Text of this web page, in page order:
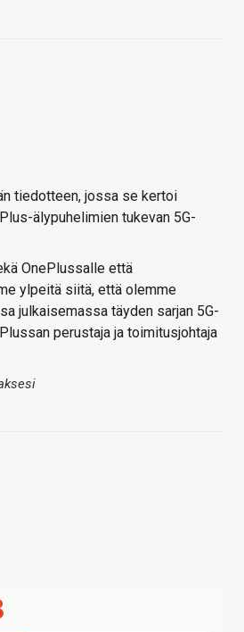
tiedotteen, jossa se kertoi
älypuhelimien tukevan 5G-
OnePlussalle että
ylpeitä siitä, että olemme
julkaisemassa täyden sarjan 5G-
perustaja ja toimitusjohtaja